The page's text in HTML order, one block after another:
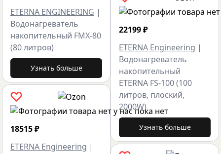
ETERNA ENGINEERING |
Водонагреватель
накопительный FMX-80
(80 литров)
Узнать больше
18515₽
ETERNA Engineering |
22199₽
ETERNA Engineering |
Водонагреватель
накопительный
ETERNA FS-100 (100
литров, плоский,
2000W)
Узнать больше